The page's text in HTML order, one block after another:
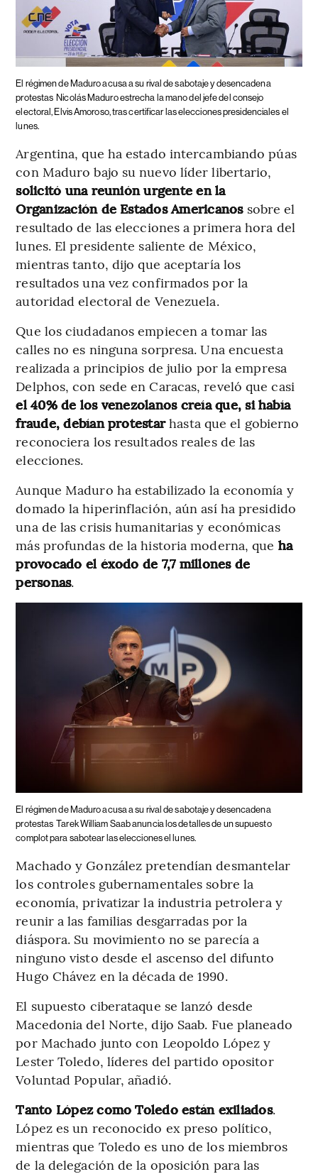
El régimen de Maduro acusa a su rival de sabotaje y desencadena
protestas Nicolás Maduro estrecha la mano del jefe del consejo
electoral, Elvis Amoroso, tras certificar las elecciones presidenciales el
lunes.
Argentina, que ha estado intercambiando púas
con Maduro bajo su nuevo líder libertario,
solicitó una reunión urgente en la
Organización de Estados Americanossobre el
resultado de las elecciones a primera hora del
lunes. El presidente saliente de México,
mientras tanto, dijo que aceptaría los
resultados una vez confirmados por la
autoridad electoral de Venezuela.
Que los ciudadanos empiecen a tomar las
calles no es ninguna sorpresa. Una encuesta
realizada a principios de julio por la empresa
Delphos, con sede en Caracas, reveló que casi
el 40% de los venezolanos creía que, si había
fraude, debían protestarhasta que el gobierno
reconociera los resultados reales de las
elecciones.
Aunque Maduro ha estabilizado la economía y
domado la hiperinflación, aún así ha presidido
una de las crisis humanitarias y económicas
más profundas de la historia moderna, que ha
provocado el éxodo de 7,7 millones de
personas.
El régimen de Maduro acusa a su rival de sabotaje y desencadena
protestas Tarek William Saab anuncia los detalles de un supuesto
complot para sabotear las elecciones el lunes.
Machado y González pretendían desmantelar
los controles gubernamentales sobre la
economía, privatizar la industria petrolera y
reunir a las familias desgarradas por la
diáspora. Su movimiento no se parecía a
ninguno visto desde el ascenso del difunto
Hugo Chávez en la década de 1990.
El supuesto ciberataque se lanzó desde
Macedonia del Norte, dijo Saab. Fue planeado
por Machado junto con Leopoldo López y
Lester Toledo, líderes del partido opositor
Voluntad Popular, añadió.
Tanto López como Toledo están exiliados.
López es un reconocido ex preso político,
mientras que Toledo es uno de los miembros
de la delegación de la oposición para las